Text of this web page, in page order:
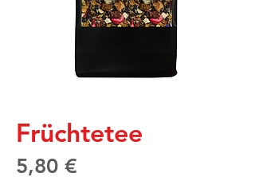
Früchtetee
5,80 €